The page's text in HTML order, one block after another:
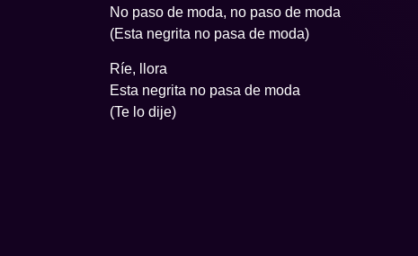
No paso de moda, no paso de moda
(Esta negrita no pasa de moda)
Ríe, llora
Esta negrita no pasa de moda
(Te lo dije)